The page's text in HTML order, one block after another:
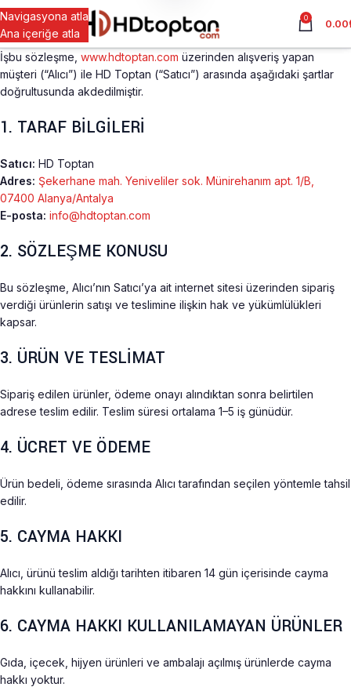
Navigasyona atla
Ana içeriğe atla
0 0.00
İşbu sözleşme, www.hdtoptan.com üzerinden alışveriş yapan
müşteri (“Alıcı”) ile HD Toptan (“Satıcı”) arasında aşağıdaki şartlar
doğrultusunda akdedilmiştir.
1. TARAF BİLGİLERİ
Satıcı: HD Toptan
Adres: Şekerhane mah. Yeniveliler sok. Münirehanım apt. 1/B,
07400 Alanya/Antalya
E-posta: info@hdtoptan.com
2. SÖZLEŞME KONUSU
Bu sözleşme, Alıcı’nın Satıcı’ya ait internet sitesi üzerinden sipariş
verdiği ürünlerin satışı ve teslimine ilişkin hak ve yükümlülükleri
kapsar.
3. ÜRÜN VE TESLİMAT
Sipariş edilen ürünler, ödeme onayı alındıktan sonra belirtilen
adrese teslim edilir. Teslim süresi ortalama 1–5 iş günüdür.
4. ÜCRET VE ÖDEME
Ürün bedeli, ödeme sırasında Alıcı tarafından seçilen yöntemle tahsil
edilir.
5. CAYMA HAKKI
Alıcı, ürünü teslim aldığı tarihten itibaren 14 gün içerisinde cayma
hakkını kullanabilir.
6. CAYMA HAKKI KULLANILAMAYAN ÜRÜNLER
Gıda, içecek, hijyen ürünleri ve ambalajı açılmış ürünlerde cayma
hakkı yoktur.